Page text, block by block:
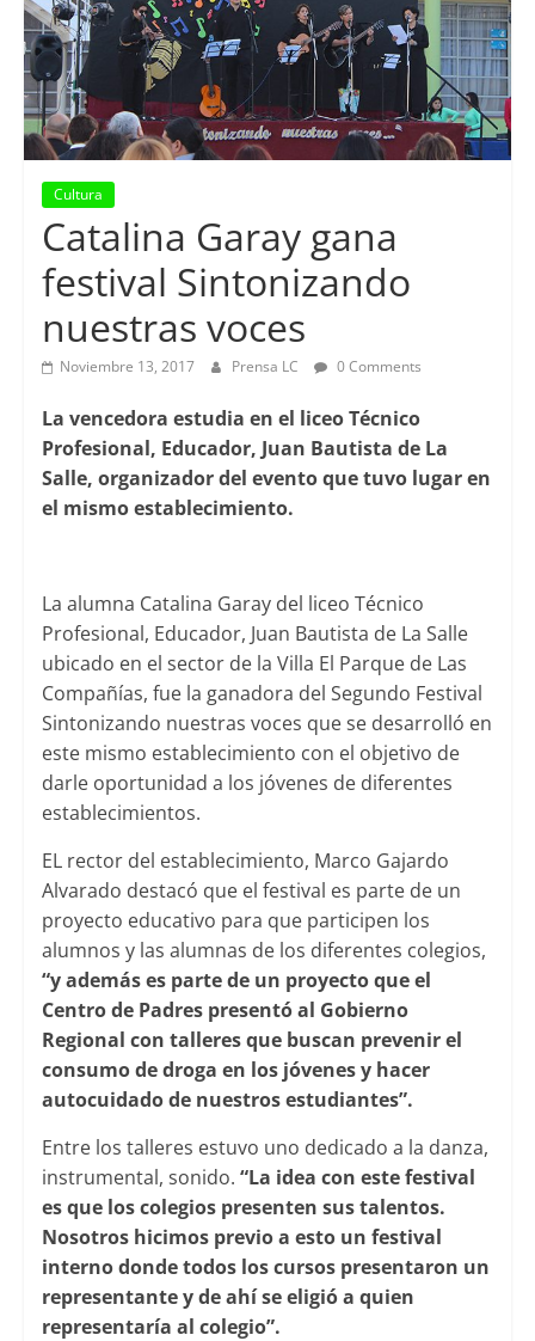
Cultura
Catalina Garay gana
festival Sintonizando
nuestras voces
Noviembre 13, 2017 Prensa LC 0 Comments
La vencedora estudia en el liceo Técnico
Profesional, Educador, Juan Bautista de La
Salle, organizador del evento que tuvo lugar en
el mismo establecimiento.
La alumna Catalina Garay del liceo Técnico
Profesional, Educador, Juan Bautista de La Salle
ubicado en el sector de la Villa El Parque de Las
Compañías, fue la ganadora del Segundo Festival
Sintonizando nuestras voces que se desarrolló en
este mismo establecimiento con el objetivo de
darle oportunidad a los jóvenes de diferentes
establecimientos.
EL rector del establecimiento, Marco Gajardo
Alvarado destacó que el festival es parte de un
proyecto educativo para que participen los
alumnos y las alumnas de los diferentes colegios,
“y además es parte de un proyecto que el
Centro de Padres presentó al Gobierno
Regional con talleres que buscan prevenir el
consumo de droga en los jóvenes y hacer
autocuidado de nuestros estudiantes”.
Entre los talleres estuvo uno dedicado a la danza,
instrumental, sonido. “La idea con este festival
es que los colegios presenten sus talentos.
Nosotros hicimos previo a esto un festival
interno donde todos los cursos presentaron un
representante y de ahí se eligió a quien
representaría al colegio”.